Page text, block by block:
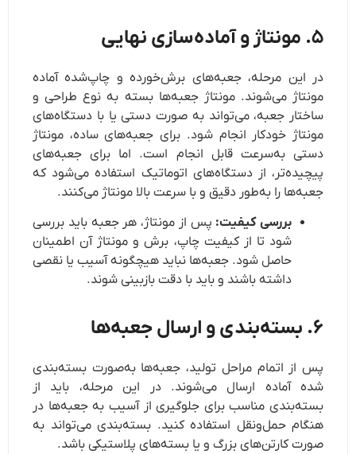
۵. مونتاژ و آماده‌سازی نهایی
در این مرحله، جعبه‌های برش‌خورده و چاپ‌شده آماده
مونتاژ می‌شوند. مونتاژ جعبه‌ها بسته به نوع طراحی و
ساختار جعبه، می‌تواند به صورت دستی یا با دستگاه‌های
مونتاژ خودکار انجام شود. برای جعبه‌های ساده، مونتاژ
دستی به‌سرعت قابل انجام است. اما برای جعبه‌های
پیچیده‌تر، از دستگاه‌های اتوماتیک استفاده می‌شود که
جعبه‌ها را به‌طور دقیق و با سرعت بالا مونتاژ می‌کنند.
بررسی کیفیت: پس از مونتاژ، هر جعبه باید بررسی
شود تا از کیفیت چاپ، برش و مونتاژ آن اطمینان
حاصل شود. جعبه‌ها نباید هیچگونه آسیب یا نقصی
داشته باشند و باید با دقت بازبینی شوند.
۶. بسته‌بندی و ارسال جعبه‌ها
پس از اتمام مراحل تولید، جعبه‌ها به‌صورت بسته‌بندی
شده آماده ارسال می‌شوند. در این مرحله، باید از
بسته‌بندی مناسب برای جلوگیری از آسیب به جعبه‌ها در
هنگام حمل‌ونقل استفاده کنید. بسته‌بندی می‌تواند به
صورت کارتن‌های بزرگ و یا بسته‌های پلاستیکی باشد.